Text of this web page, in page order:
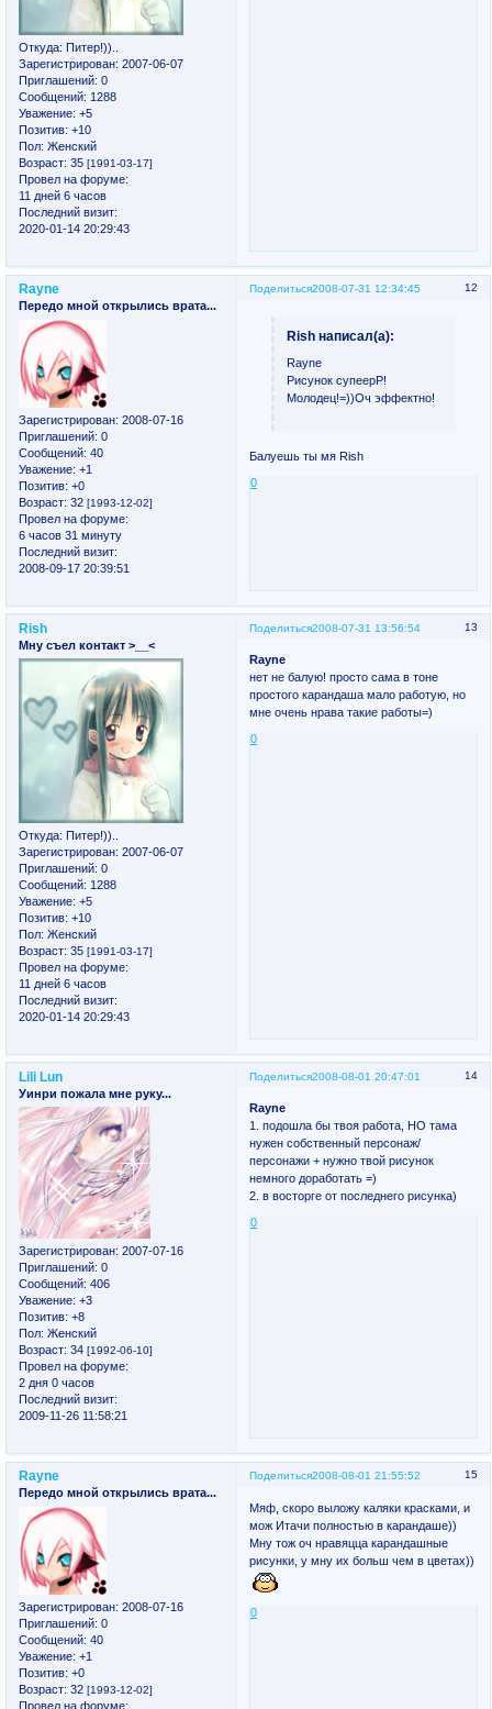
Откуда: Питер!))..
Зарегистрирован: 2007-06-07
Приглашений: 0
Сообщений: 1288
Уважение: +5
Позитив: +10
Пол: Женский
Возраст: 35 [1991-03-17]
Провел на форуме:
11 дней 6 часов
Последний визит:
2020-01-14 20:29:43
Поделиться 12
2008-07-31 12:34:45
Rayne
Передо мной открылись врата...
Зарегистрирован: 2008-07-16
Приглашений: 0
Сообщений: 40
Уважение: +1
Позитив: +0
Возраст: 32 [1993-12-02]
Провел на форуме:
6 часов 31 минуту
Последний визит:
2008-09-17 20:39:51
Rish написал(а):
Rayne
Рисунок супеерР!
Молодец!=))Оч эффектно!
Балуешь ты мя Rish
0
Поделиться 13
2008-07-31 13:56:54
Rish
Мну съел контакт >__<
Откуда: Питер!))..
Зарегистрирован: 2007-06-07
Приглашений: 0
Сообщений: 1288
Уважение: +5
Позитив: +10
Пол: Женский
Возраст: 35 [1991-03-17]
Провел на форуме:
11 дней 6 часов
Последний визит:
2020-01-14 20:29:43
Rayne
нет не балую! просто сама в тоне
простого карандаша мало работую, но
мне очень нрава такие работы=)
0
Поделиться 14
2008-08-01 20:47:01
Lili Lun
Уинри пожала мне руку...
Зарегистрирован: 2007-07-16
Приглашений: 0
Сообщений: 406
Уважение: +3
Позитив: +8
Пол: Женский
Возраст: 34 [1992-06-10]
Провел на форуме:
2 дня 0 часов
Последний визит:
2009-11-26 11:58:21
Rayne
1. подошла бы твоя работа, НО тама
нужен собственный персонаж/
персонажи + нужно твой рисунок
немного доработать =)
2. в восторге от последнего рисунка)
0
Поделиться 15
2008-08-01 21:55:52
Rayne
Передо мной открылись врата...
Зарегистрирован: 2008-07-16
Приглашений: 0
Сообщений: 40
Уважение: +1
Позитив: +0
Возраст: 32 [1993-12-02]
Провел на форуме:
Мяф, скоро выложу каляки красками, и
мож Итачи полностью в карандаше))
Мну тож оч нравяцца карандашные
рисунки, у мну их больш чем в цветах))
0